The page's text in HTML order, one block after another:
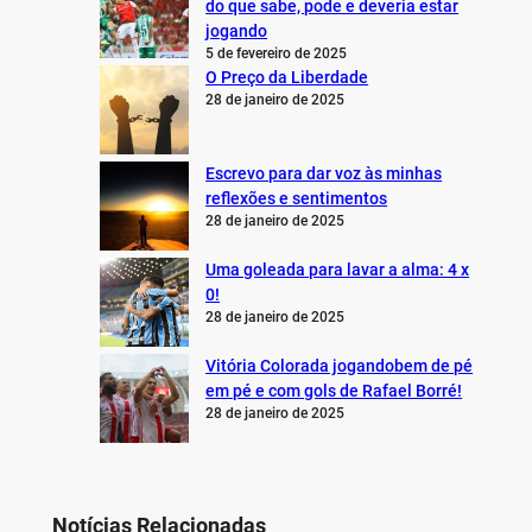
do que sabe, pode e deveria estar
jogando
5 de fevereiro de 2025
O Preço da Liberdade
28 de janeiro de 2025
Escrevo para dar voz às minhas
reflexões e sentimentos
28 de janeiro de 2025
Uma goleada para lavar a alma: 4 x
0!
28 de janeiro de 2025
Vitória Colorada jogandobem de pé
em pé e com gols de Rafael Borré!
28 de janeiro de 2025
Notícias Relacionadas